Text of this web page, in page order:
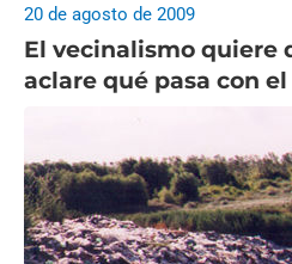
El vecinalismo quiere
aclare qué pasa con
20 de agosto de 2009